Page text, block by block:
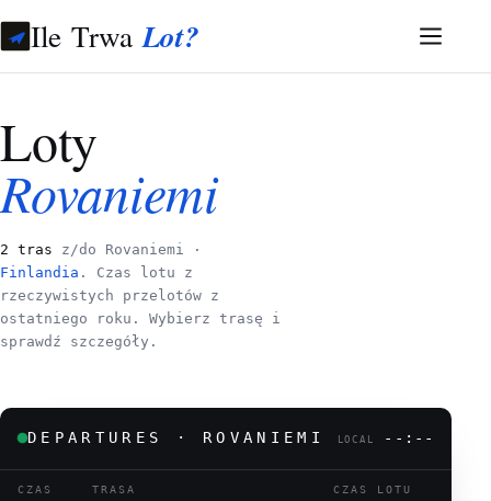
Ile TrwaLot?
Loty
Rovaniemi
2 tras z/do Rovaniemi ·
Finlandia . Czas lotu z
rzeczywistych przelotów z
ostatniego roku. Wybierz trasę i
sprawdź szczegóły.
DEPARTURES · ROVANIEMI LOCAL --:--
CZAS TRASA CZAS LOTU